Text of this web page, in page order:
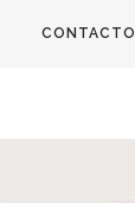
CONTACTO